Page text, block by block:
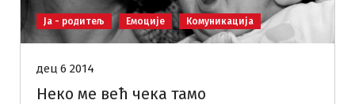
Ја - родитељ Емоције Комуникација
дец 6 2014
Неко ме већ чека тамо